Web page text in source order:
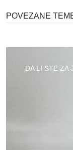
POVEZANE
DA LI STE ZA